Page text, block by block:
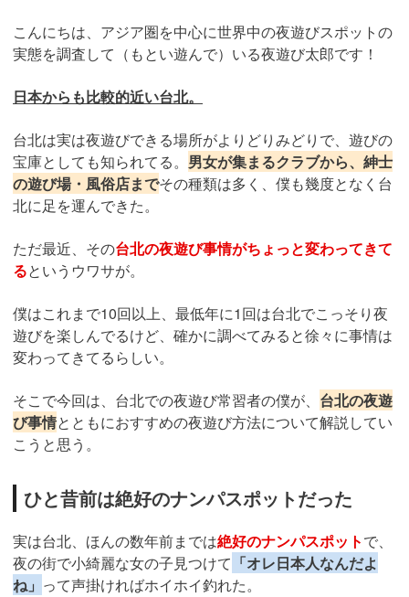
こんにちは、アジア圏を中心に世界中の夜遊びスポットの
実態を調査して（もとい遊んで）いる夜遊び太郎です！
日本からも比較的近い台北。
台北は実は夜遊びできる場所がよりどりみどりで、遊びの
宝庫としても知られてる。 男女が集まるクラブから、紳士
の遊び場・風俗店までその種類は多く、僕も幾度となく台
北に足を運んできた。
ただ最近、その台北の夜遊び事情がちょっと変わってきて
るというウワサが。
僕はこれまで10回以上、最低年に1回は台北でこっそり夜
遊びを楽しんでるけど、確かに調べてみると徐々に事情は
変わってきてるらしい。
そこで今回は、台北での夜遊び常習者の僕が、 台北の夜遊
び事情とともにおすすめの夜遊び方法について解説してい
こうと思う。
ひと昔前は絶好のナンパスポットだった
実は台北、ほんの数年前までは絶好のナンパスポットで、
夜の街で小綺麗な女の子見つけて 「オレ日本人なんだよ
ね」 って声掛ければホイホイ釣れた。